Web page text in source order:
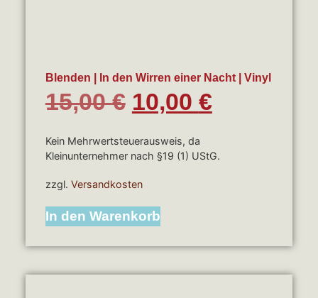
Blenden | In den Wirren einer Nacht | Vinyl
15,00€ 10,00 €
Kein Mehrwertsteuerausweis, da
Kleinunternehmer nach §19 (1) UStG.
zzgl. Versandkosten
In den Warenkorb